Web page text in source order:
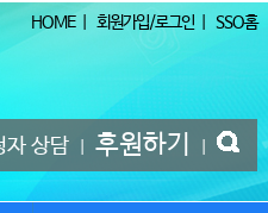
HOME| 회원가입/로그인 SSO홈
자 상담 후원하기